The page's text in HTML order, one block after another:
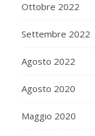
Ottobre 2022
Settembre 2022
Agosto 2022
Agosto 2020
Maggio 2020